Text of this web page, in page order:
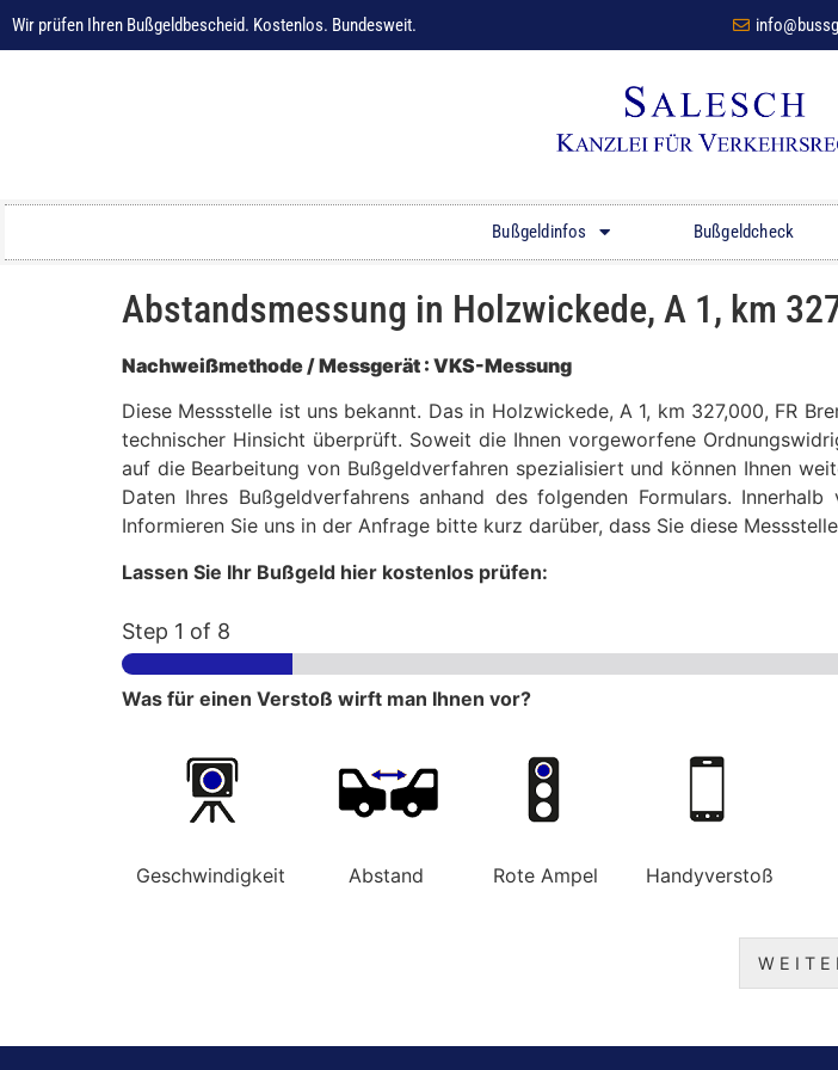
Wir prüfen Ihren Bußgeldbescheid. Kostenlos. Bundesweit.
Bußgeldinfos Bußgeldcheck
Abstandsmessung in Holzwickede, A 1, km
Nachweißmethode / Messgerät : VKS-Messung
Diese Messstelle ist uns bekannt. Das in Holzwickede, A 1, km 327,000, FR
technischer Hinsicht überprüft. Soweit die Ihnen vorgeworfene
auf die Bearbeitung von Bußgeldverfahren spezialisiert und können Ihnen
Daten Ihres Bußgeldverfahrens anhand des folgenden Formulars.
Informieren Sie uns in der Anfrage bitte kurz darüber, dass Sie diese
Lassen Sie Ihr Bußgeld hier kostenlos prüfen:
Step 1 of 8
Was für einen Verstoß wirft man Ihnen vor?
Geschwindigkeit Abstand Rote Ampel Handyverstoß
W E I T E